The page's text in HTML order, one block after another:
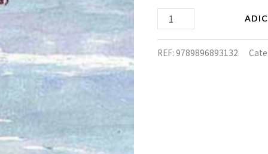
REF: 9789896893132